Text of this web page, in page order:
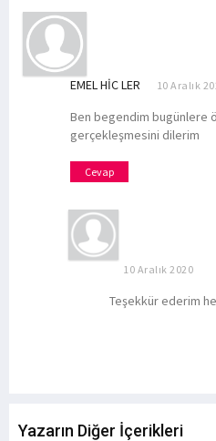
EMEL HIC LER 10 Aralık
Ben begendim bugünlere
gerçekleşmesini dilerim
Cevap
10 Aralık 2020
Teşekkür ederim
Yazarın Diğer İçerikleri